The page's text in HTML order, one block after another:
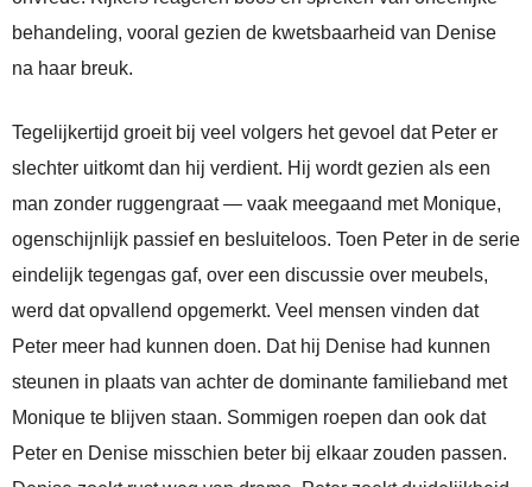
behandeling, vooral gezien de kwetsbaarheid van Denise
na haar breuk.
Tegelijkertijd groeit bij veel volgers het gevoel dat Peter er
slechter uitkomt dan hij verdient. Hij wordt gezien als een
man zonder ruggengraat — vaak meegaand met Monique,
ogenschijnlijk passief en besluiteloos. Toen Peter in de serie
eindelijk tegengas gaf, over een discussie over meubels,
werd dat opvallend opgemerkt. Veel mensen vinden dat
Peter meer had kunnen doen. Dat hij Denise had kunnen
steunen in plaats van achter de dominante familieband met
Monique te blijven staan. Sommigen roepen dan ook dat
Peter en Denise misschien beter bij elkaar zouden passen.